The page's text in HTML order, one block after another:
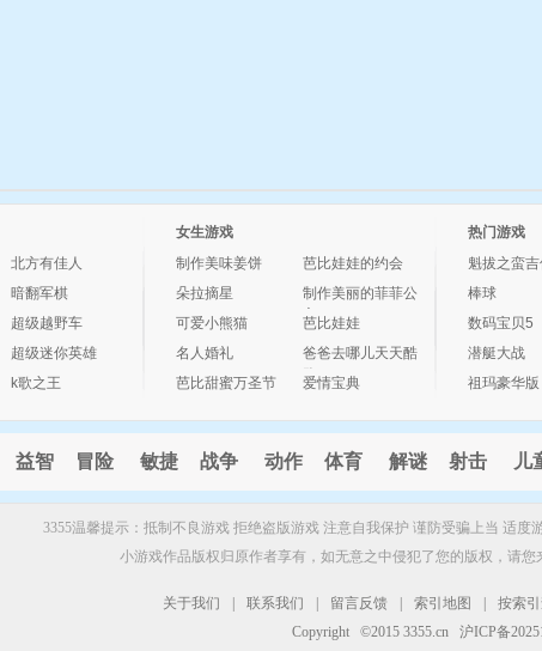
北方有佳人
暗翻军棋
超级越野车
超级迷你英雄
k歌之王
女生游戏
制作美味姜饼
芭比娃娃的约会
朵拉摘星
制作美丽的菲菲公
主
可爱小熊猫
芭比娃娃
名人婚礼
爸爸去哪儿天天酷
跑
芭比甜蜜万圣节 爱情宝典
热门游戏
魁拔之蛮
棒球
数码宝贝5
潜艇大战
祖玛豪华版
益智 冒险 敏捷 战争 动作 体育 解谜 射击 儿
3355温馨提示：抵制不良游戏 拒绝盗版游戏 注意自我保护 谨防受骗上当 适
小游戏作品版权归原作者享有，如无意之中侵犯了您的版权，请您
关于我们 联系我们 留言反馈 索引地图 按索
Copyright ©2015 3355.cn 沪ICP备